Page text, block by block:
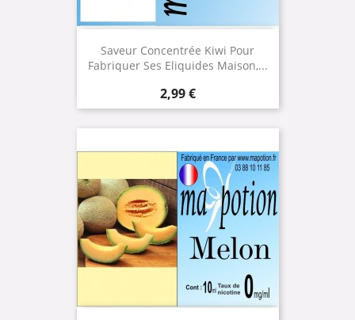
Saveur Concentrée Kiwi Pour
Fabriquer Ses Eliquides Maison,...
Prix
2,99 €